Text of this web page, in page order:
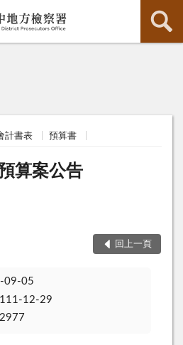
計書表 預算書
算案公告
回上一頁
09-05
12-29